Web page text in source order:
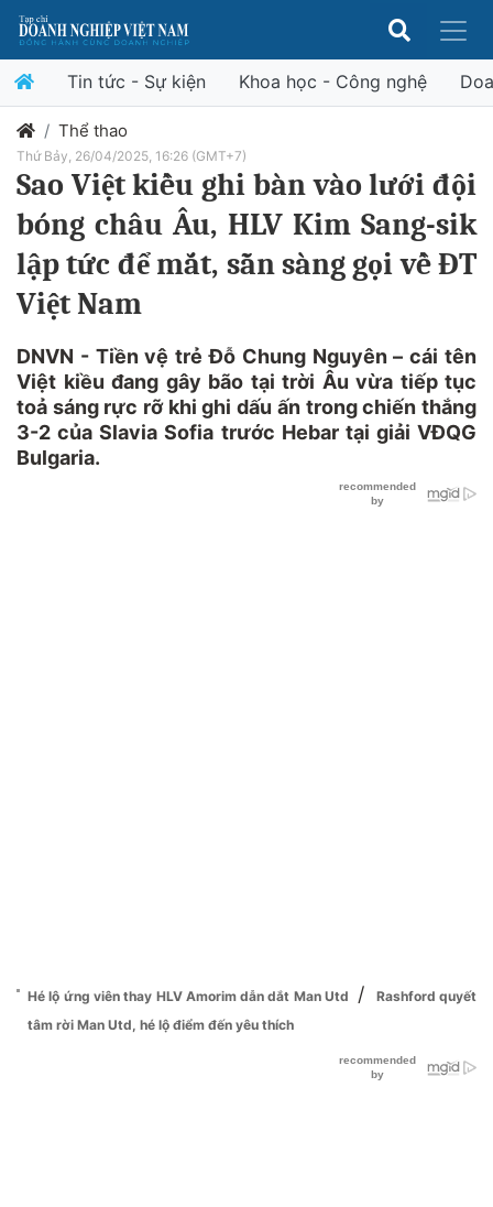
Tin tức - Sự kiện Khoa học - Công nghệ
Thể thao
Thứ Bảy, 26/04/2025, 16:26 (GMT+7)
Sao Việt kiều ghi bàn vào lưới đội
bóng châu Âu, HLV Kim Sang-sik
lập tức để mắt, sẵn sàng gọi về ĐT
Việt Nam
DNVN - Tiền vệ trẻ Đỗ Chung Nguyên – cái tên
Việt kiều đang gây bão tại trời Âu vừa tiếp tục
toả sáng rực rỡ khi ghi dấu ấn trong chiến thắng
3-2 của Slavia Sofia trước Hebar tại giải VĐQG
Bulgaria.
Hé lộ ứng viên thay HLV Amorim dẫn dắt Man Utd /
Rashford quyết
tâm rời Man Utd, hé lộ điểm đến yêu thích